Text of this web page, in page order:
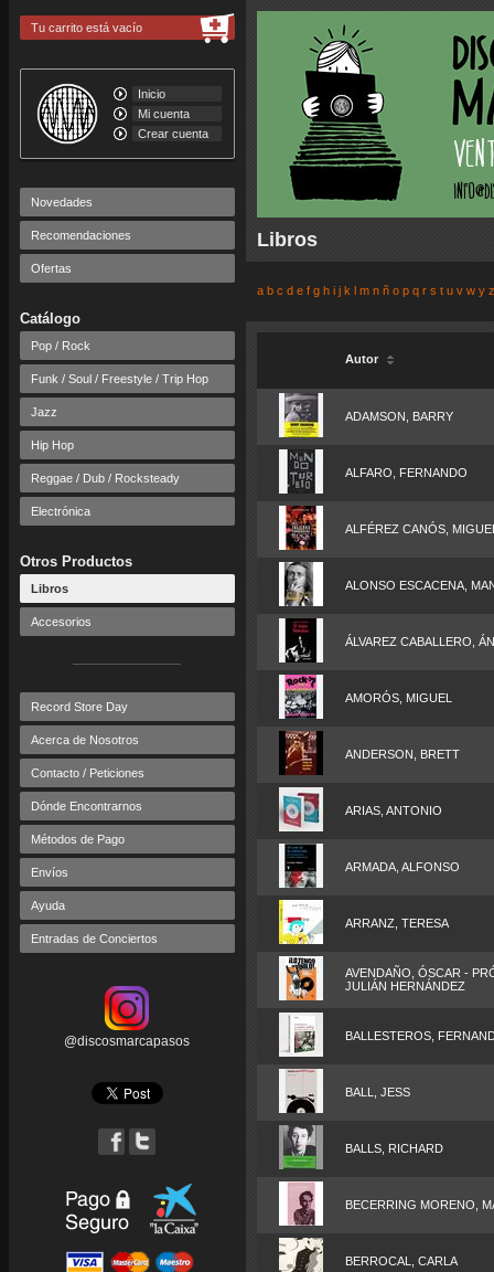
Libros
Tu carrito está vacío
Inicio
Mi cuenta
Crear cuenta
Novedades
Recomendaciones
Ofertas
Catálogo
Pop / Rock
Funk / Soul / Freestyle / Trip Hop
Jazz
Hip Hop
Reggae / Dub / Rocksteady
Electrónica
Otros Productos
Libros
Accesorios
Record Store Day
Acerca de Nosotros
Contacto / Peticiones
Dónde Encontrarnos
Métodos de Pago
Envíos
Ayuda
Entradas de Conciertos
@discosmarcapasos
a b c d e f g h i j k l m n ñ o p q r s t u v w y z
Autor
ADAMSON, BARRY
ALFARO, FERNANDO
ALFÉREZ CANÓS,
ALONSO ESCACENA,
ÁLVAREZ CABALLERO,
AMORÓS, MIGUEL
ANDERSON, BRETT
ARIAS, ANTONIO
ARMADA, ALFONSO
ARRANZ, TERESA
AVENDAÑO, ÓSCAR -
JULIÁN HERNÁNDEZ
BALLESTEROS,
BALL, JESS
BALLS, RICHARD
BECERRING MORENO,
BERROCAL, CARLA